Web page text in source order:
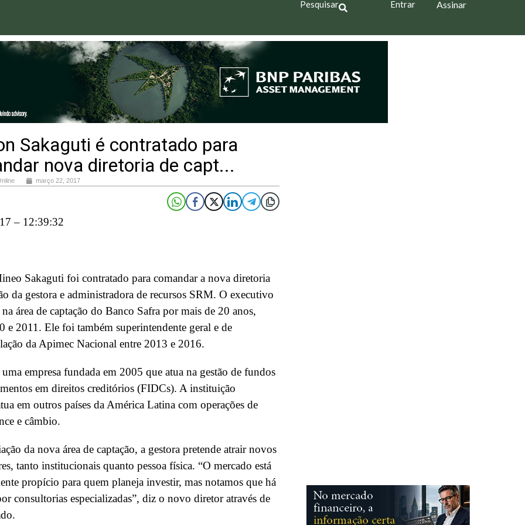
Pesquisar Entrar Assinar
Sakaguti é contratado para
nova diretoria de capt...
março 22, 2017
– 12:39:32
Sakaguti foi contratado para comandar a nova diretoria
da gestora e administradora de recursos SRM. O executivo
área de captação do Banco Safra por mais de 20 anos,
e 2011. Ele foi também superintendente geral e de
da Apimec Nacional entre 2013 e 2016.
empresa fundada em 2005 que atua na gestão de fundos
em direitos creditórios (FIDCs). A instituição
em outros países da América Latina com operações de
e câmbio.
da nova área de captação, a gestora pretende atrair novos
tanto institucionais quanto pessoa física. “O mercado está
propício para quem planeja investir, mas notamos que há
consultorias especializadas”, diz o novo diretor através de